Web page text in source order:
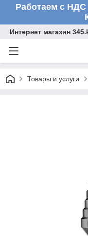
Работаем с НДС
Интернет магазин
Товары и услуги